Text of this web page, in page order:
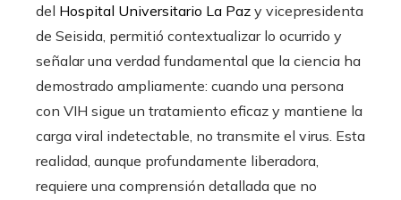
del Hospital Universitario La Paz y vicepresidenta
de Seisida, permitió contextualizar lo ocurrido y
señalar una verdad fundamental que la ciencia ha
demostrado ampliamente: cuando una persona
con VIH sigue un tratamiento eficaz y mantiene la
carga viral indetectable, no transmite el virus. Esta
realidad, aunque profundamente liberadora,
requiere una comprensión detallada que no